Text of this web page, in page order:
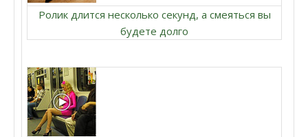
Ролик длится несколько секунд, а смеяться вы
будете долго